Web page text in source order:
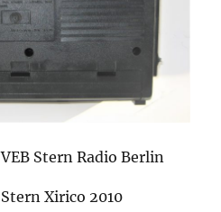
VEB Stern Radio Berlin
Stern Xirico 2010